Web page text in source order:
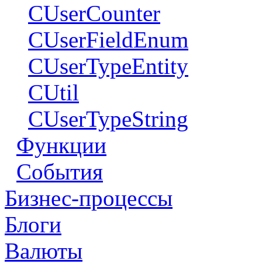
CUserCounter
CUserFieldEnum
CUserTypeEntity
CUtil
CUserTypeString
Функции
События
Бизнес-процессы
Блоги
Валюты